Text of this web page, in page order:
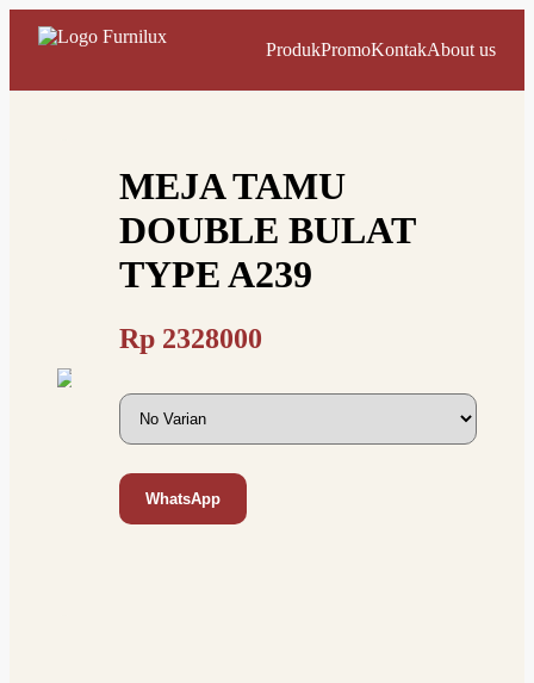
ProdukPromoKontakAbout us
MEJA TAMU
DOUBLE BULAT
TYPE A239
Rp 2328000
WhatsApp